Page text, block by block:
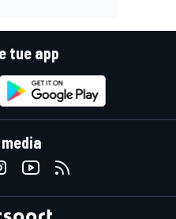
tue app